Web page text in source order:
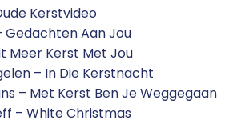
Kerstvideo
Gedachten Aan Jou
Meer Kerst Met Jou
– In Die Kerstnacht
– Met Kerst Ben Je Weggegaan
– White Christmas